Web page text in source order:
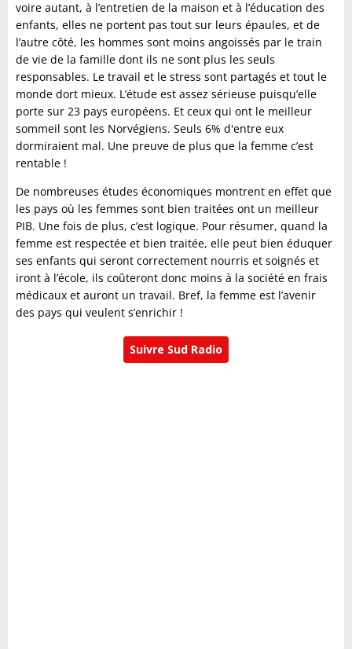
voire autant, à l’entretien de la maison et à l’éducation des
enfants, elles ne portent pas tout sur leurs épaules, et de
l’autre côté, les hommes sont moins angoissés par le train
de vie de la famille dont ils ne sont plus les seuls
responsables. Le travail et le stress sont partagés et tout le
monde dort mieux. L’étude est assez sérieuse puisqu’elle
porte sur 23 pays européens. Et ceux qui ont le meilleur
sommeil sont les Norvégiens. Seuls 6% d'entre eux
dormiraient mal. Une preuve de plus que la femme c’est
rentable !
De nombreuses études économiques montrent en effet que
les pays où les femmes sont bien traitées ont un meilleur
PIB. Une fois de plus, c’est logique. Pour résumer, quand la
femme est respectée et bien traitée, elle peut bien éduquer
ses enfants qui seront correctement nourris et soignés et
iront à l’école, ils coûteront donc moins à la société en frais
médicaux et auront un travail. Bref, la femme est l’avenir
des pays qui veulent s’enrichir !
Suivre Sud Radio